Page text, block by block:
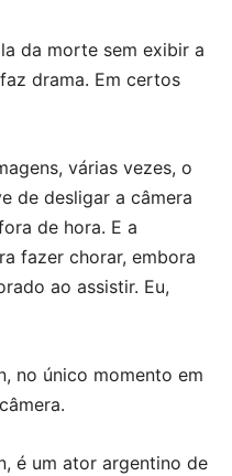
da morte sem exibir a
drama. Em certos
várias vezes, o
de desligar a câmera
de hora. E a
fazer chorar, embora
ao assistir. Eu,
no único momento em
é um ator argentino de